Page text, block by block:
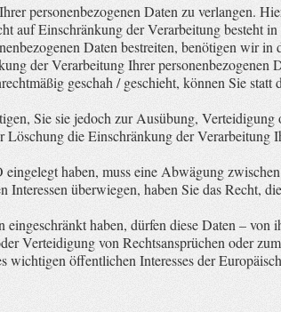
personenbezogenen Daten zu verlangen.
auf Einschränkung der Verarbeitung besteht
Daten bestreiten, benötigen wir
der Verarbeitung Ihrer personenbezogenen
geschah / geschieht, können Sie
Sie sie jedoch zur Ausübung, Verteidigung
Löschung die Einschränkung der Verarbeitung
haben, muss eine Abwägung
Interessen überwiegen, haben Sie das Recht,
haben, dürfen diese Daten – von
Verteidigung von Rechtsansprüchen oder
wichtigen öffentlichen Interesses der